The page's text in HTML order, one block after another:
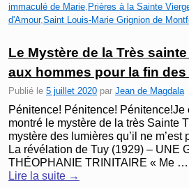
immaculé de Marie Prières à la Sainte
d'Amour,Saint Louis-Marie Grignion de
Le Mystère de la Très
aux hommes pour la fin
Publié le 5 juillet 2020 par Jean de Magdala
Pénitence! Pénitence! Pénitence!Je
montré le mystère de la très Sainte
mystère des lumières qu’il ne m’est
La révélation de Tuy (1929) – UNE
THÉOPHANIE TRINITAIRE « Me …
Lire la suite →